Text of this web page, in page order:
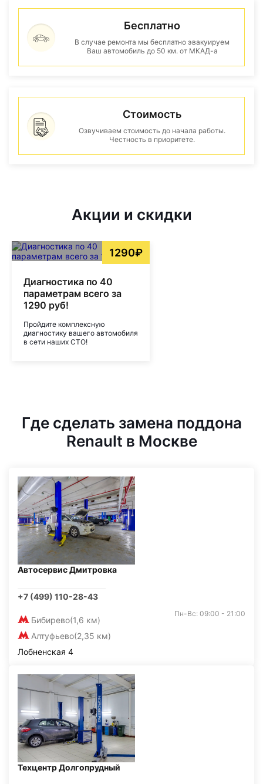
Бесплатно
В случае ремонта мы бесплатно эвакуируем
Ваш автомобиль до 50 км. от МКАД-а
Стоимость
Озвучиваем стоимость до начала работы.
Честность в приоритете.
Акции и скидки
1290₽
Диагностика по 40
параметрам всего за
1290 руб!
Пройдите комплексную
диагностику вашего автомобиля
в сети наших СТО!
Где сделать замена поддона
Renault в Москве
Автосервис Дмитровка
+7 (499) 110-28-43
Бибирево(1,6 км)
Алтуфьево(2,35 км)
Пн-Вс: 09:00 - 21:00
Лобненская 4
Техцентр Долгопрудный